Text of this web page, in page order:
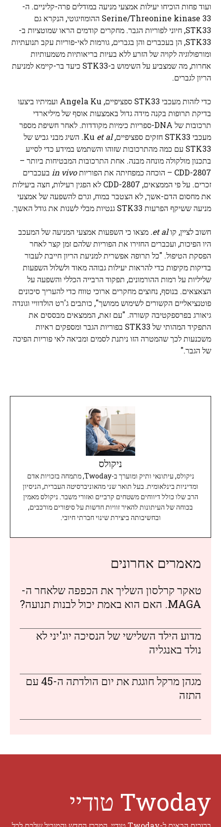
ועוד פחות הוכיחו יעילות אמצעי מניעה במודלים פרה-קליניים. ה-
Serine/Threonine kinase 33 ההומוזיגוטי, הנקרא גם
STK33, חיוני לפוריות הגבר. מחקרים קודמים הראו שמוטציות ב-
STK33, הן בעכברים והן בגברים, גורמות לאי-פוריות עקב תנועתיות
ומורפולוגיה לקויה של הזרע ללא בעיות בריאותיות משמעותיות
אחרות, מה שמצביע על השימוש ב-STK33 כיעד בר-קיימא למניעת
הריון לגברים.
כדי לזהות מעכבי STK33 ספציפיים, Angela Ku ועמיתיו ביצעו
בדיקת תרופות בקנה מידה גדול באמצעות אוסף של מיליארדי
תרכובות של DNA-ספריות כימיות מקודדות. לאחר חשיפת מספר
מעכבי STK33 חזקים ספציפיים, Ku
et al.
השיג מבני גביש של
STK33 עם כמה מהתרכובות שזוהו והשתמש במידע כדי לסייע
בתכנון מולקולה מונחה מבנה. אחת התרכובות המבטיחות ביותר –
CDD-2807 – הוכחה כמפחיתה את הפוריות
in vivo בעכברים
זכרים. על פי הממצאים, CDD-2807 לא הפגין רעילות, חצה ביעילות
את מחסום הדם-אשך, לא הצטבר במוח, וגרם להשפעה של אמצעי
מניעה ששיקף הפרעות STK33 גנטיות מבלי לשנות את גודל האשך.
חשוב לציין, קוet al. מצאו כי השפעות אמצעי המניעה של המעכב
היו הפיכות, ועכברים החזירו את הפוריות שלהם זמן קצר לאחר
הפסקת הטיפול. "כל תרופה אפשרית למניעת הריון חייבת לעבור
בדיקות מקיפות כדי להראות יעילות גבוהה מאוד ולשלול השפעות
שליליות על רמות ההורמונים, תפקוד הרבייה הכללי והשפעה על
הצאצאים. בנוסף, נחוצים מחקרים ארוכי טווח כדי להעריך סיכונים
פוטנציאליים הקשורים לשימוש ממושך", כותבים ג'רט הולדוויי וגונדה
גיאורג בפרספקטיבה קשורה. "עם זאת, הממצאים מבססים את
התפקיד המהותי של STK33 בפוריות הגבר ומספקים ראיות
משכנעות לכך שהמטרה הזו ניתנת לסמים ומביאה לאי פוריות הפיכה
של הגבר."
ניקולס
ניקולס, עיתונאי ותיק ומוערך ב-Twoday, מתמחה בזכויות אדם
ומדיניות בינלאומית. בעל תואר שני מהאוניברסיטה העברית, הניסיון
הרב שלו כולל דיווחים משטחים קרביים ואזורי משבר. ניקולס מאמין
בכוחה של העיתונות להאיר זוויות חדשות על סיפורים מורכבים,
ובחשיבותה ביצירת שינוי חברתי חיובי.
מאמרים אחרונים
טאקר קרלסון השליך את הכפפה שלאחר ה-
MAGA. האם הוא באמת יכול לבנות תנועה?
מדוע הילד השלישי של הנסיכה יוג'יני לא
נולד באנגליה
מגהן מרקל חוגגת את יום הולדתה ה-45 עם
התזה
Twoday טודיי